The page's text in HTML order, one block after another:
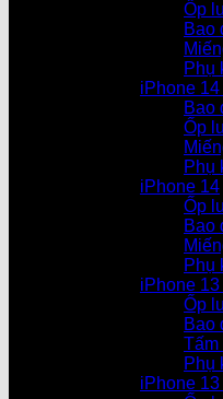
Ốp
Bao
Phụ
iPhone
Bao
Ốp
Phụ
iPhone 14
Ốp
Bao
Phụ
iPhone
Ốp
Bao
Tấm
Phụ
iPhone 13